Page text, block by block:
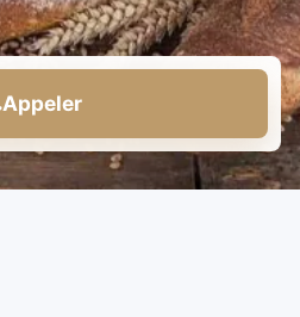
Appeler